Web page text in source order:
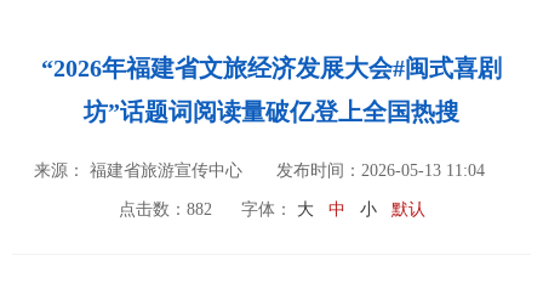
“2026年福建省文旅经济发展大会#闽式喜剧
坊”话题词阅读量破亿登上全国热搜
来源： 福建省旅游宣传中心 发布时间：2026-05-13 11:04
点击数： 882 字体： 大 中 小 默认